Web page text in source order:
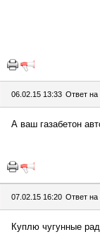
06.02.15 13:33 Ответ
А ваш газабетон
07.02.15 16:20 Ответ
Куплю чугунные